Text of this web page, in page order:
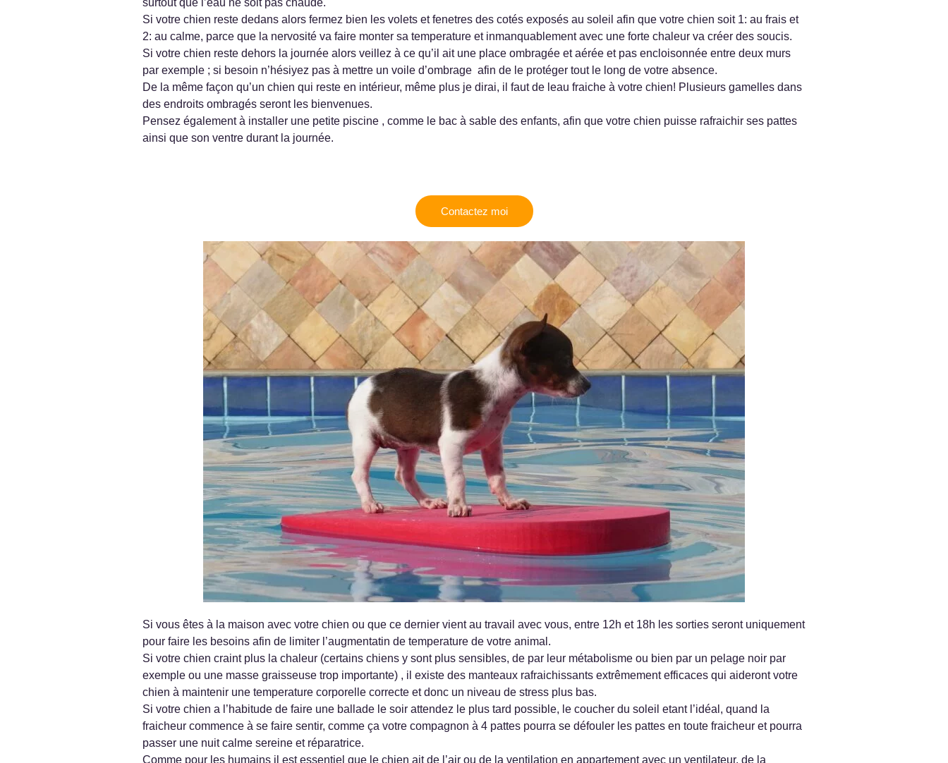
Si votre chien reste dedans alors fermez bien les volets et fenetres des cotés exposés au soleil afin que votre chien soit 1: au frais et
2: au calme, parce que la nervosité va faire monter sa temperature et inmanquablement avec une forte chaleur va créer des soucis.
Si votre chien reste dehors la journée alors veillez à ce qu’il ait une place ombragée et aérée et pas encloisonnée entre deux murs
par exemple ; si besoin n’hésiyez pas à mettre un voile d’ombrage afin de le protéger tout le long de votre absence.
De la même façon qu’un chien qui reste en intérieur, même plus je dirai, il faut de leau fraiche à votre chien! Plusieurs gamelles dans
des endroits ombragés seront les bienvenues.
Pensez également à installer une petite piscine , comme le bac à sable des enfants, afin que votre chien puisse rafraichir ses pattes
ainsi que son ventre durant la journée.
Contactez moi
Si vous êtes à la maison avec votre chien ou que ce dernier vient au travail avec vous, entre 12h et 18h les sorties seront uniquement
pour faire les besoins afin de limiter l’augmentatin de temperature de votre animal.
Si votre chien craint plus la chaleur (certains chiens y sont plus sensibles, de par leur métabolisme ou bien par un pelage noir par
exemple ou une masse graisseuse trop importante) , il existe des manteaux rafraichissants extrêmement efficaces qui aideront votre
chien à maintenir une temperature corporelle correcte et donc un niveau de stress plus bas.
Si votre chien a l’habitude de faire une ballade le soir attendez le plus tard possible, le coucher du soleil etant l’idéal, quand la
fraicheur commence à se faire sentir, comme ça votre compagnon à 4 pattes pourra se défouler les pattes en toute fraicheur et pourra
passer une nuit calme sereine et réparatrice.
Comme pour les humains il est essentiel que le chien ait de l’air ou de la ventilation en appartement avec un ventilateur, de la